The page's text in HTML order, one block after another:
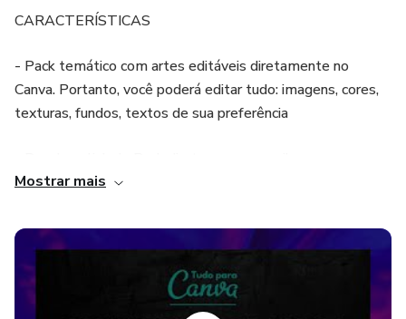
CARACTERÍSTICAS
- Pack temático com artes editáveis diretamente no
Canva. Portanto, você poderá editar tudo: imagens, cores,
texturas, fundos, textos de sua preferência
- Contém 30 ARTES DIFERENCIADAS, ideal para
produção de Stories temáticos
Mostrar mais